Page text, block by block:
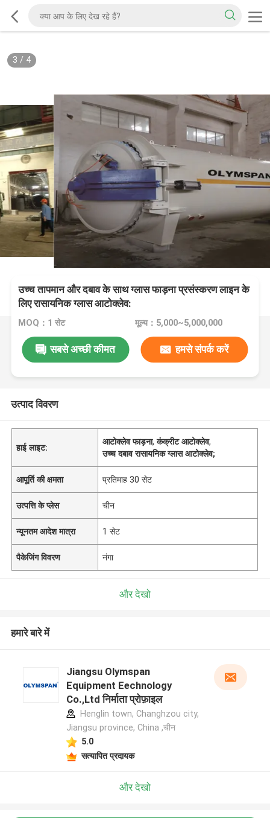
3 / 4
उच्च तापमान और दबाव के साथ ग्लास फाड़ना प्रसंस्करण लाइन के
लिए रासायनिक ग्लास आटोक्लेव:
MOQ：1 सेट मूल्य：5,000~5,000,000
सबसे अच्छी कीमत हमसे संपर्क करें
उत्पाद विवरण
हाई लाइट:
आटोक्लेव फाड़ना,कंक्रीट आटोक्लेव,
उच्च दबाव रासायनिक ग्लास आटोक्लेव;
आपूर्ति की क्षमता प्रतिमाह 30 सेट
उत्पत्ति के प्लेस चीन
न्यूनतम आदेश मात्रा 1 सेट
पैकेजिंग विवरण नंगा
और देखो
हमारे बारे में
Jiangsu Olymspan
Equipment Eechnology
Co.,Ltd निर्माता प्रोफ़ाइल
Henglin town, Changhzou city,
Jiangsu province, China ,चीन
5.0
सत्यापित प्रदायक
और देखो